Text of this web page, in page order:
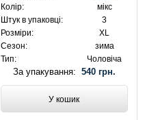
Колір:
мікс
Штук в упаковці:
3
Розміри:
XL
Сезон:
зима
Тип:
Чоловіча
За упакування: 540 грн.
У кошик